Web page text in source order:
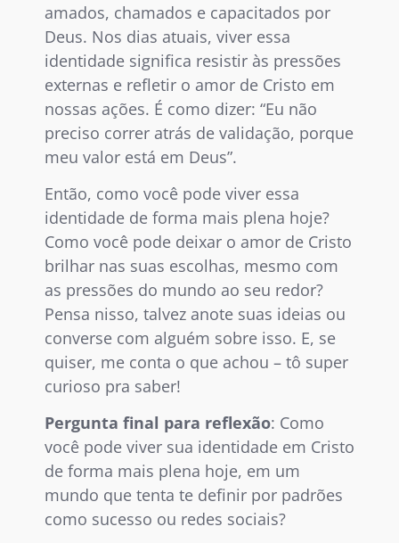
amados, chamados e capacitados por
Deus. Nos dias atuais, viver essa
identidade significa resistir às pressões
externas e refletir o amor de Cristo em
nossas ações. É como dizer: “Eu não
preciso correr atrás de validação, porque
meu valor está em Deus”.
Então, como você pode viver essa
identidade de forma mais plena hoje?
Como você pode deixar o amor de Cristo
brilhar nas suas escolhas, mesmo com
as pressões do mundo ao seu redor?
Pensa nisso, talvez anote suas ideias ou
converse com alguém sobre isso. E, se
quiser, me conta o que achou – tô super
curioso pra saber!
Pergunta final para reflexão: Como
você pode viver sua identidade em Cristo
de forma mais plena hoje, em um
mundo que tenta te definir por padrões
como sucesso ou redes sociais?